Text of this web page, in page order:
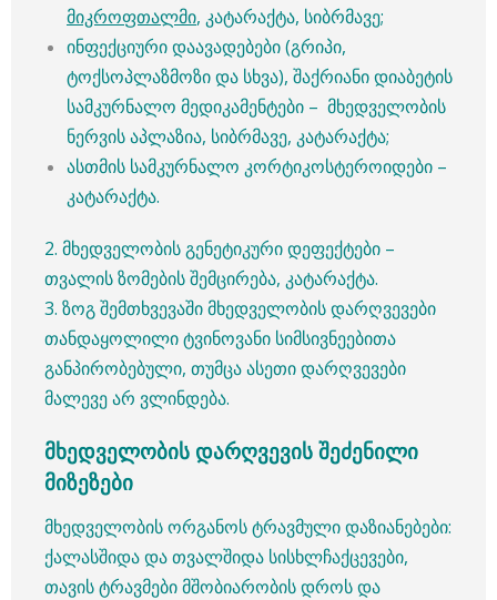
მიკროფთალმი, კატარაქტა, სიბრმავე;
ინფექციური დაავადებები (გრიპი,
ტოქსოპლაზმოზი და სხვა), შაქრიანი დიაბეტის
სამკურნალო მედიკამენტები – მხედველობის
ნერვის აპლაზია, სიბრმავე, კატარაქტა;
ასთმის სამკურნალო კორტიკოსტეროიდები –
კატარაქტა.
2. მხედველობის გენეტიკური დეფექტები –
თვალის ზომების შემცირება, კატარაქტა.
3. ზოგ შემთხვევაში მხედველობის დარღვევები
თანდაყოლილი ტვინოვანი სიმსივნეებითა
განპირობებული, თუმცა ასეთი დარღვევები
მალევე არ ვლინდება.
მხედველობის დარღვევის შეძენილი
მიზეზები
მხედველობის ორგანოს ტრავმული დაზიანებები:
ქალასშიდა და თვალშიდა სისხლჩაქცევები,
თავის ტრავმები მშობიარობის დროს და